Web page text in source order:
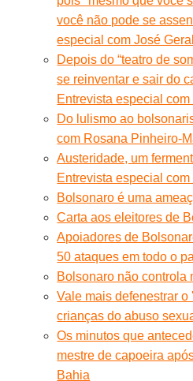
você não pode se
especial com José
Depois do “teatro de
se reinventar e sair do
Entrevista especial
Do lulismo ao
com Rosana Pinheiro-
Austeridade, um
Entrevista especial
Bolsonaro é uma
Carta aos eleitores de
Apoiadores de
50 ataques em todo o
Bolsonaro não controla
Vale mais defenestrar o
crianças do abuso
Os minutos que
mestre de capoeira
Bahia